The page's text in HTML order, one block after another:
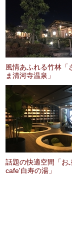
風情あふれる竹林「
ま清河寺温泉」
話題の快適空間「お
cafe'白寿の湯」